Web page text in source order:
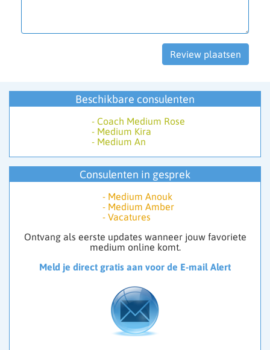
Beschikbare consulenten
- Coach Medium Rose
- Medium Kira
- Medium An
Consulenten in gesprek
- Medium Anouk
- Medium Amber
- Vacatures
Ontvang als eerste updates wanneer jouw favoriete
medium online komt.
Meld je direct gratis aan voor de E-mail Alert